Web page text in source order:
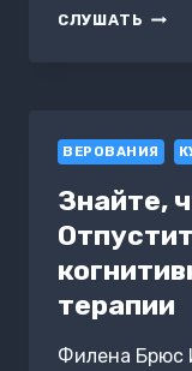
СЛУШАТЬ ЗА
ВЕРОВАНИЯ
Знайте,
терапии
Филена Брюс